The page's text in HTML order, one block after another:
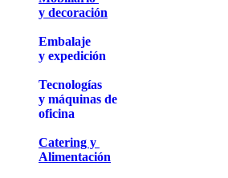
y decoración
Embalaje
y expedición
Tecnologías
y máquinas de
oficina
Catering y
Alimentación